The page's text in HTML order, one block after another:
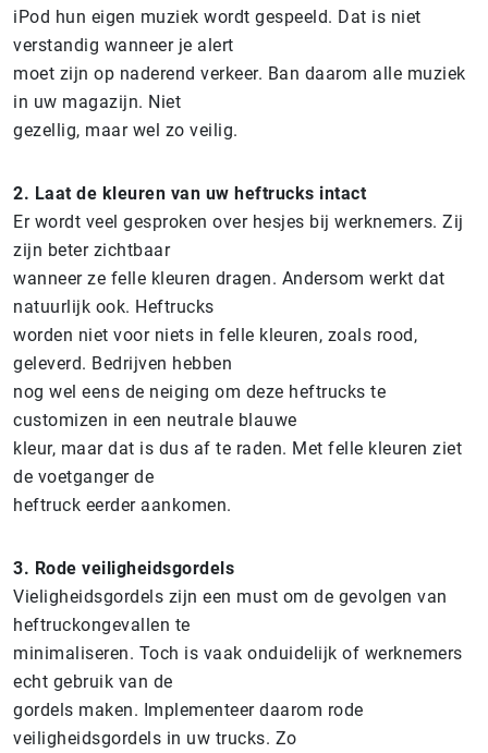
iPod hun eigen muziek wordt gespeeld. Dat is niet
verstandig wanneer je alert
moet zijn op naderend verkeer. Ban daarom alle muziek
in uw magazijn. Niet
gezellig, maar wel zo veilig.
2. Laat de kleuren van uw heftrucks intact
Er wordt veel gesproken over hesjes bij werknemers. Zij
zijn beter zichtbaar
wanneer ze felle kleuren dragen. Andersom werkt dat
natuurlijk ook. Heftrucks
worden niet voor niets in felle kleuren, zoals rood,
geleverd. Bedrijven hebben
nog wel eens de neiging om deze heftrucks te
customizen in een neutrale blauwe
kleur, maar dat is dus af te raden. Met felle kleuren ziet
de voetganger de
heftruck eerder aankomen.
3. Rode veiligheidsgordels
Vieligheidsgordels zijn een must om de gevolgen van
heftruckongevallen te
minimaliseren. Toch is vaak onduidelijk of werknemers
echt gebruik van de
gordels maken. Implementeer daarom rode
veiligheidsgordels in uw trucks. Zo